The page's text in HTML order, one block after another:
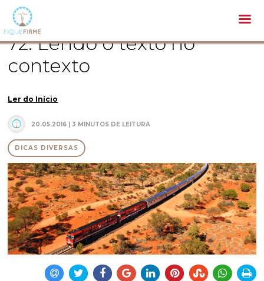
Pastoral /
72. Lendo o texto no
contexto
Ler do Início
20.05.2016 | 3 MINUTOS DE LEITURA
DICAS DIVERSAS